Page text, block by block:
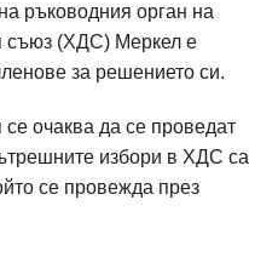
ръководния орган на
съюз (ХДС) Меркел е
за решението си.
очаква да се проведат
избори в ХДС са
се провежда през